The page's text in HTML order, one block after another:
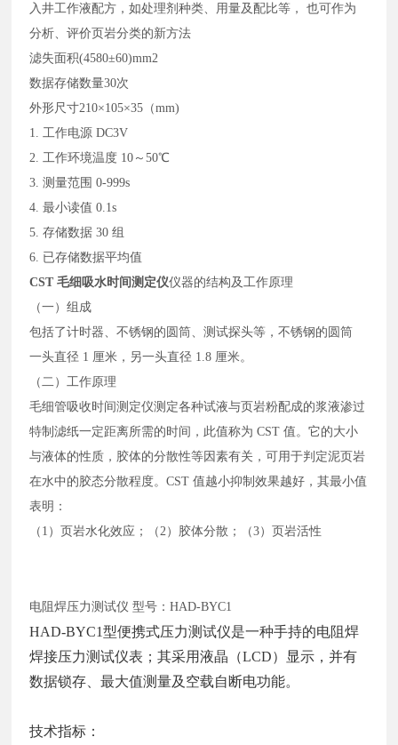
入井工作液配方，如处理剂种类、用量及配比等，
也可作为
分析、评价页岩分类的新方法
滤失面积(4580±60)mm2
数据存储数量30次
外形尺寸210×105×35（mm)
1. 工作电源 DC3V
2. 工作环境温度 10～50℃
3. 测量范围 0-999s
4. 最小读值 0.1s
5. 存储数据 30 组
6. 已存储数据平均值
CST 毛细吸水时间测定仪仪器的结构及工作原理
（一）组成
包括了计时器、不锈钢的圆筒、测试探头等，不锈钢的圆筒
一头直径 1 厘米，另一头直径 1.8 厘米。
（二）工作原理
毛细管吸收时间测定仪测定各种试液与页岩粉配成的浆液渗过
特制滤纸一定距离所需的时间，此值称为 CST 值。它的大小
与液体的性质，胶体的分散性等因素有关，可用于判定泥页岩
在水中的胶态分散程度。CST 值越小抑制效果越好，其最小值
表明：
（ 1）页岩水化效应；（2）胶体分散；（3）页岩活性
电阻焊压力测试仪 型号：HAD-BYC1
HAD-BYC1型便携式压力测试仪是一种手持的电阻焊
焊接压力测试仪表；其采用液晶（LCD）显示，并有
数据锁存、最大值测量及空载自断电功能。
技术指标：